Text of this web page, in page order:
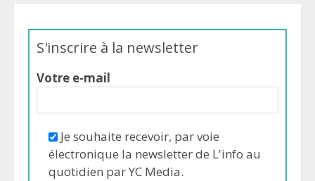
S'inscrire à la newsletter
Votre e-mail
Je souhaite recevoir, par voie
électronique la newsletter de L'info au
quotidien par YC Media.